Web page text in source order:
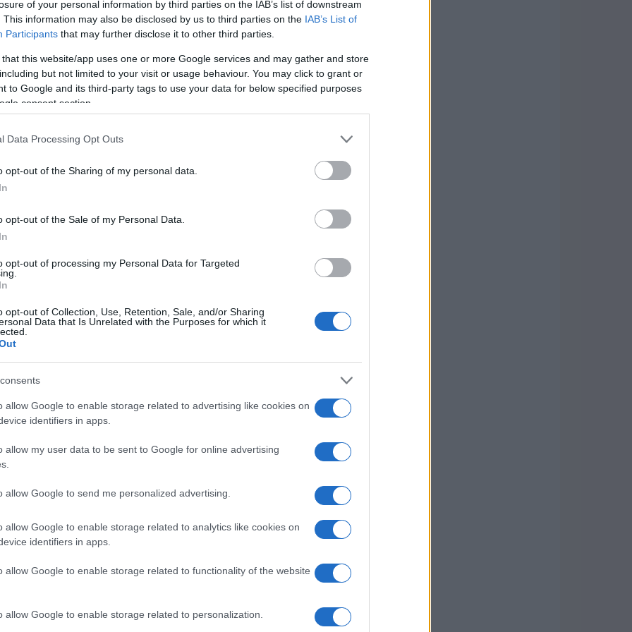
of your personal information by third parties on the IAB’s list of downstream
This information may also be disclosed by us to third parties on the IAB’s List of
Participants that may further disclose it to other third parties.
that this website/app uses one or more Google services and may gather and store
but not limited to your visit or usage behaviour. You may click to grant or
to Google and its third-party tags to use your data for below specified purposes
consent section.
Data Processing Opt Outs
opt-out of the Sharing of my personal data.
opt-out of the Sale of my Personal Data.
opt-out of processing my Personal Data for Targeted
opt-out of Collection, Use, Retention, Sale, and/or Sharing
Data that Is Unrelated with the Purposes for which it
allow Google to enable storage related to advertising like cookies on
identifiers in apps.
allow my user data to be sent to Google for online advertising
allow Google to send me personalized advertising.
allow Google to enable storage related to analytics like cookies on
identifiers in apps.
allow Google to enable storage related to functionality of the website
allow Google to enable storage related to personalization.
in collaborazione con RICO
della scena urban italiana. Questo
un vero e proprio inno alla determinazione
grande maestria, raccontano di come sia
le ingiustizie e di lottare per migliorare la
si sente impotenti di fronte alle difficoltà,
e motivazione.
combina sonorità urban e latin, creando